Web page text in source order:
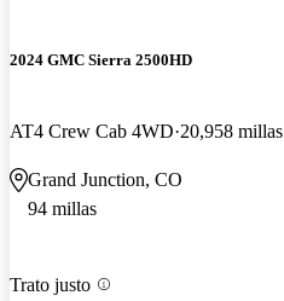
2024 GMC Sierra 2500HD
AT4 Crew Cab 4WD 20,958 millas
Grand Junction, CO
94 millas
Trato justo